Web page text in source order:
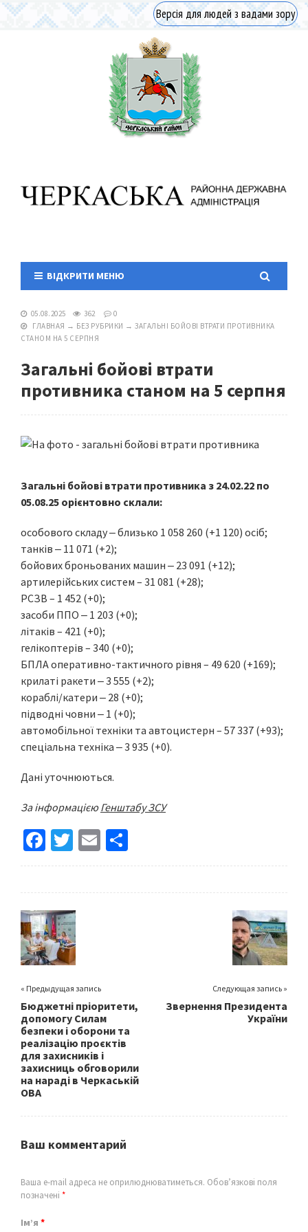
Версія для людей з вадами зору
ВІДКРИТИ МЕНЮ
05.08.2025 362
0
ГЛАВНАЯ → БЕЗ РУБРИКИ → ЗАГАЛЬНІ БОЙОВІ ВТРАТИ ПРОТИВНИКА
СТАНОМ НА 5 СЕРПНЯ
Загальні бойові втрати
противника станом на 5 серпня
Загальні бойові втрати противника з 24.02.22 по
05.08.25 орієнтовно склали:
особового складу ‒ близько 1 058 260 (+1 120) осіб;
танків ‒ 11 071 (+2);
бойових броньованих машин ‒ 23 091 (+12);
артилерійських систем – 31 081 (+28);
РСЗВ – 1 452 (+0);
засоби ППО ‒ 1 203 (+0);
літаків – 421 (+0);
гелікоптерів – 340 (+0);
БПЛА оперативно-тактичного рівня – 49 620 (+169);
крилаті ракети ‒ 3 555 (+2);
кораблі/катери ‒ 28 (+0);
підводні човни ‒ 1 (+0);
автомобільної техніки та автоцистерн – 57 337 (+93);
спеціальна техніка ‒ 3 935 (+0).
Дані уточнюються.
За інформацієюГенштабу ЗСУ
Fa
ce
o
o
k
T
wi
er
E
m h
« Предыдущая запись
Бюджетні пріоритети,
допомогу Силам
безпеки і оборони та
реалізацію проєктів
для захисників і
захисниць обговорили
на нараді в Черкаській
ОВА
Следующая запись »
Звернення Президента
України
Ваш комментарий
Ваша e-mail адреса не оприлюднюватиметься. Обов’язкові поля
позначені *
Ім’я *